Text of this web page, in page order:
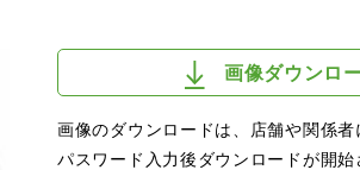
画像ダウンロ
画像のダウンロードは、店舗や関係者
パスワード入力後ダウンロードが開始